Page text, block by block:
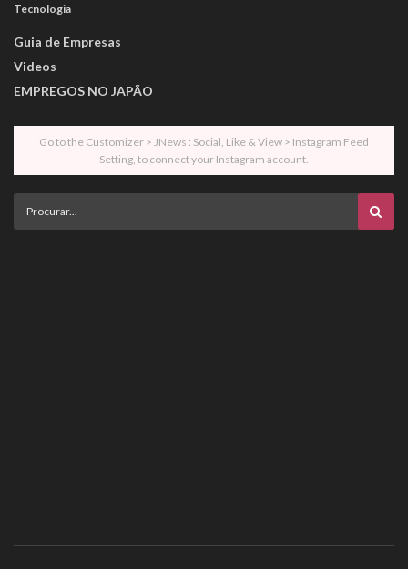
Tecnologia
Guia de Empresas
Videos
EMPREGOS NO JAPÃO
Go to the Customizer > JNews : Social, Like & View > Instagram Feed
Setting, to connect your Instagram account.